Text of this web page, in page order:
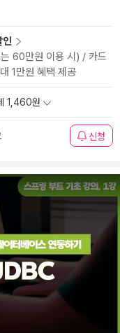
인
60만원 이용 시) / 카드
1만원 혜택 제공
1,460원
신청